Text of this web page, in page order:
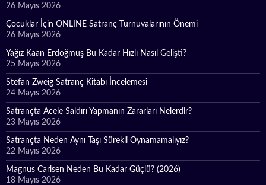
26 Mayıs 2026
Çocuklar İçin ONLINE Satranç Turnuvalarının Önemi
26 Mayıs 2026
Yağız Kaan Erdoğmuş Bu Kadar Hızlı Nasıl Gelişti?
25 Mayıs 2026
Stefan Zweig Satranç Kitabı İncelemesi
24 Mayıs 2026
Satrançta Acele Saldırı Yapmanın Zararları Nelerdir?
23 Mayıs 2026
Satrançta Neden Aynı Taşı Sürekli Oynamamalıyız?
22 Mayıs 2026
Magnus Carlsen Neden Bu Kadar Güçlü? (2026)
18 Mayıs 2026